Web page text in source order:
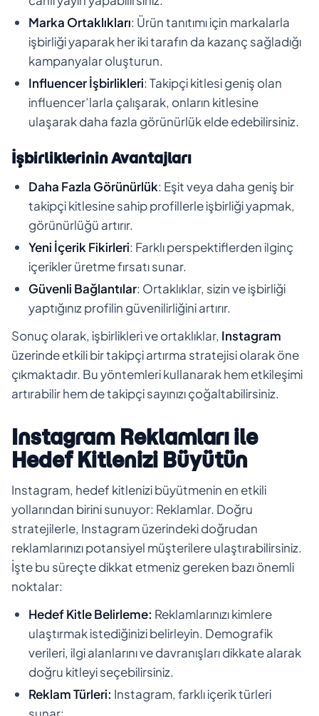
Marka Ortaklıkları: Ürün tanıtımı için markalarla
işbirliği yaparak her iki tarafın da kazanç sağladığı
kampanyalar oluşturun.
Influencer İşbirlikleri: Takipçi kitlesi geniş olan
influencer’larla çalışarak, onların kitlesine
ulaşarak daha fazla görünürlük elde edebilirsiniz.
İşbirliklerinin Avantajları
Daha Fazla Görünürlük: Eşit veya daha geniş bir
takipçi kitlesine sahip profillerle işbirliği yapmak,
görünürlüğü artırır.
Yeni İçerik Fikirleri: Farklı perspektiflerden ilginç
içerikler üretme fırsatı sunar.
Güvenli Bağlantılar: Ortaklıklar, sizin ve işbirliği
yaptığınız profilin güvenilirliğini artırır.
Sonuç olarak, işbirlikleri ve ortaklıklar, Instagram
üzerinde etkili bir takipçi artırma stratejisi olarak öne
çıkmaktadır. Bu yöntemleri kullanarak hem etkileşimi
artırabilir hem de takipçi sayınızı çoğaltabilirsiniz.
Instagram Reklamları ile
Hedef Kitlenizi Büyütün
Instagram, hedef kitlenizi büyütmenin en etkili
yollarından birini sunuyor: Reklamlar. Doğru
stratejilerle, Instagram üzerindeki doğrudan
reklamlarınızı potansiyel müşterilere ulaştırabilirsiniz.
İşte bu süreçte dikkat etmeniz gereken bazı önemli
noktalar:
Hedef Kitle Belirleme: Reklamlarınızı kimlere
ulaştırmak istediğinizi belirleyin. Demografik
verileri, ilgi alanlarını ve davranışları dikkate alarak
doğru kitleyi seçebilirsiniz.
Reklam Türleri: Instagram, farklı içerik türleri